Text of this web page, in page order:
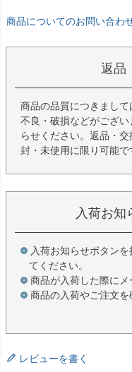
商品についてのお問い合わ
返品
商品の品質につきまし
不良・破損などがござ
らせください。返品・
封・未使用に限り可能で
入荷お知
入荷お知らせボタン
てください。
商品が入荷した際にメ
商品の入荷やご注文を
レビューを書く